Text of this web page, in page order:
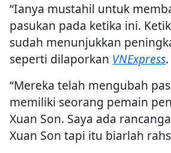
“Ianya mustahil untuk
pasukan pada ketika ini.
sudah menunjukkan
seperti dilaporkan VNExpress.
“Mereka telah mengubah
memiliki seorang pemain
Xuan Son. Saya ada
Xuan Son tapi itu biarlah